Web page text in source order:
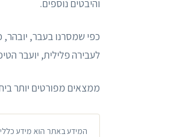
והיבטים נוספים.
כפי שמסרנו בעבר,
לעבירה פלילית, יועבר
ממצאים מפורטים יותר
המידע באתר הוא מידע כללי